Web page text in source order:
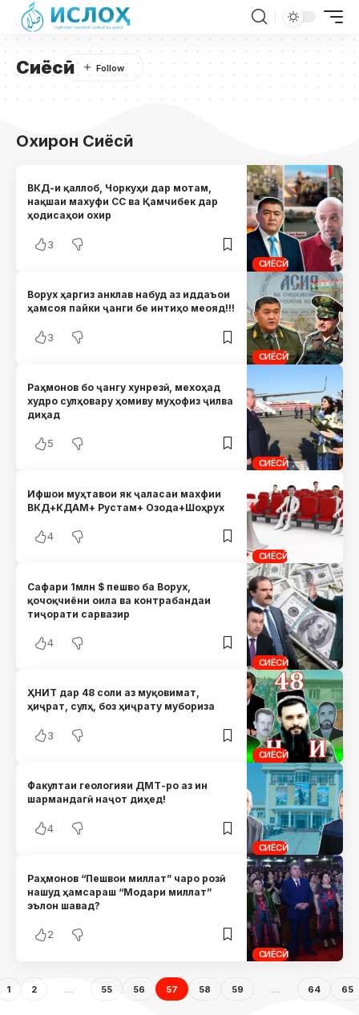
Сиёсӣ
Охирон Сиёсӣ
СИЁСӢ
ВКД-и қаллоб, Чоркуҳи дар мотам,
нақшаи махуфи СС ва Қамчибек дар
ҳодисаҳои охир
3
СИЁСӢ
Ворух ҳаргиз анклав набуд аз иддаъои
ҳамсоя пайки ҷанги бе интиҳо меояд!!!
3
СИЁСӢ
Раҳмонов бо ҷангу хунрезӣ, мехоҳад
худро сулҳовару ҳомиву муҳофиз ҷилва
диҳад
5
СИЁСӢ
Ифшои муҳтавои як ҷаласаи махфии
ВКД+КДАМ+ Рустам+ Озода+Шоҳрух
4
СИЁСӢ
Сафари 1млн $ пешво ба Ворух,
қочоқчиёни оила ва контрабандаи
тиҷорати сарвазир
4
СИЁСӢ
ҲНИТ дар 48 соли аз муқовимат,
ҳиҷрат, сулҳ, боз ҳиҷрату мубориза
3
СИЁСӢ
Факултаи геологияи ДМТ-ро аз ин
шармандагӣ наҷот диҳед!
4
СИЁСӢ
Раҳмонов “Пешвои миллат” чаро розӣ
нашуд ҳамсараш “Модари миллат”
эълон шавад?
2
1 2 55 56 57 58 59 64 65